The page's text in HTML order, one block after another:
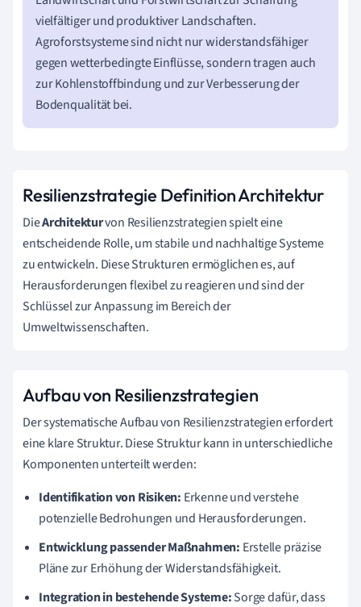
vielfältiger und produktiver Landschaften.
Agroforstsysteme sind nicht nur widerstandsfähiger
gegen wetterbedingte Einflüsse, sondern tragen auch
zur Kohlenstoffbindung und zur Verbesserung der
Bodenqualität bei.
Resilienzstrategie Definition Architektur
DieArchitekturvon Resilienzstrategien spielt eine
entscheidende Rolle, um stabile und nachhaltige Systeme
zu entwickeln. Diese Strukturen ermöglichen es, auf
Herausforderungen flexibel zu reagieren und sind der
Schlüssel zur Anpassung im Bereich der
Umweltwissenschaften.
Aufbau von Resilienzstrategien
Der systematische Aufbau von Resilienzstrategien erfordert
eine klare Struktur. Diese Struktur kann in unterschiedliche
Komponenten unterteilt werden:
Identifikation von Risiken: Erkenne und verstehe
potenzielle Bedrohungen und Herausforderungen.
Entwicklung passender Maßnahmen: Erstelle präzise
Pläne zur Erhöhung der Widerstandsfähigkeit.
Integration in bestehende Systeme:Sorge dafür, dass